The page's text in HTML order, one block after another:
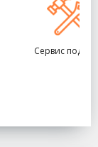
Сервис под